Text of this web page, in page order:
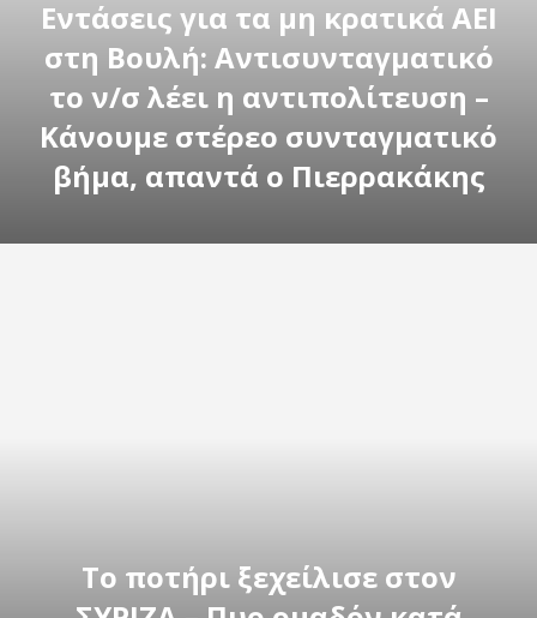
Εντάσεις για τα μη κρατικά ΑΕΙ
στη Βουλή: Αντισυνταγματικό
το ν/σ λέει η αντιπολίτευση –
Κάνουμε στέρεο συνταγματικό
βήμα, απαντά ο Πιερρακάκης
Το ποτήρι ξεχείλισε στον